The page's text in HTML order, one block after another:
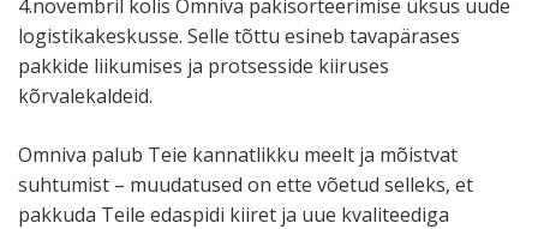
4.novembril kolis Omniva pakisor­tee­rimise üksus uude
logis­ti­ka­kes­kusse. Selle tõttu esineb tavapä­rases
pakkide liiku­mises ja protsesside kiiruses
kõrvalekaldeid.
Omniva palub Teie kannat­likku meelt ja mõistvat
suhtumist – muuda­tused on ette võetud selleks, et
pakkuda Teile edaspidi kiiret ja uue kvali­teediga